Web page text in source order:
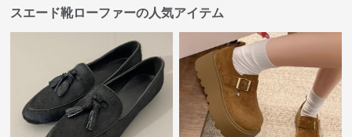
スエード靴ローファーの人気アイテム